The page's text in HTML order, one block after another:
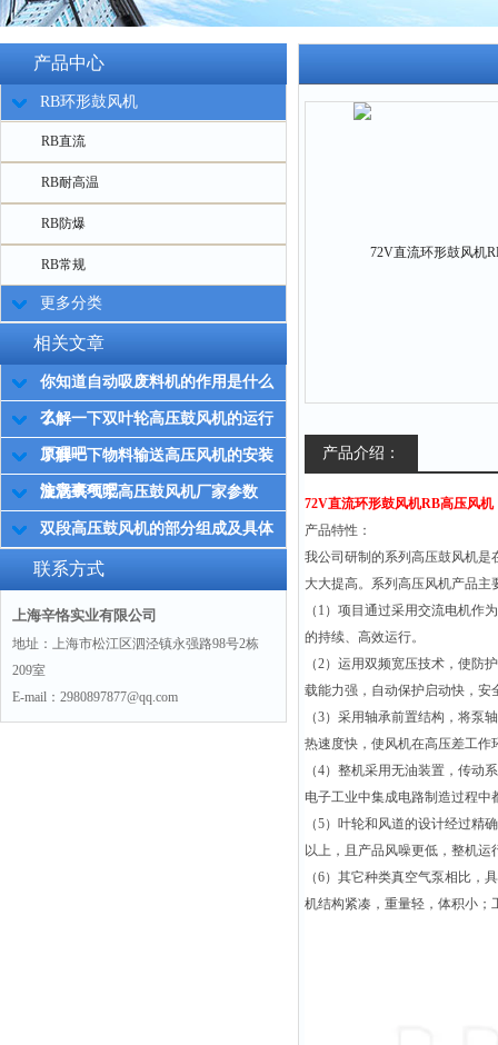
产品中心
RB环形鼓风机
RB直流
RB耐高温
RB防爆
RB常规
更多分类
相关文章
你知道自动吸废料机的作用是什么
么
了解一下双叶轮高压鼓风机的运行
原理吧
了解一下物料输送高压风机的安装
注意事项吧
漩涡式气泵高压鼓风机厂家参数
双段高压鼓风机的部分组成及具体
应用场景介绍
联系方式
上海辛恪实业有限公司
地址：上海市松江区泗泾镇永强路98号2栋
209室
E-mail：2980897877@qq.com
产品介绍：
72V直流环形鼓风机RB高压风机
产品特性：
我公司研制的系列高压鼓风机
大大提高。系列高压风机产品主
（1）项目通过采用交流电机作
的持续、高效运行。
（2）运用双频宽压技术，使防
载能力强，自动保护启动快，安
（3）采用轴承前置结构，将泵
热速度快，使风机在高压差工作
（4）整机采用无油装置，传动
电子工业中集成电路制造过程
（5）叶轮和风道的设计经过精
以上，且产品风噪更低，整机运
（6）其它种类真空气泵相比，
机结构紧凑，重量轻，体积小；